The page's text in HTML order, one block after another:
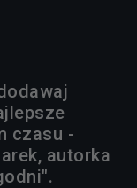
czasu -
autorka